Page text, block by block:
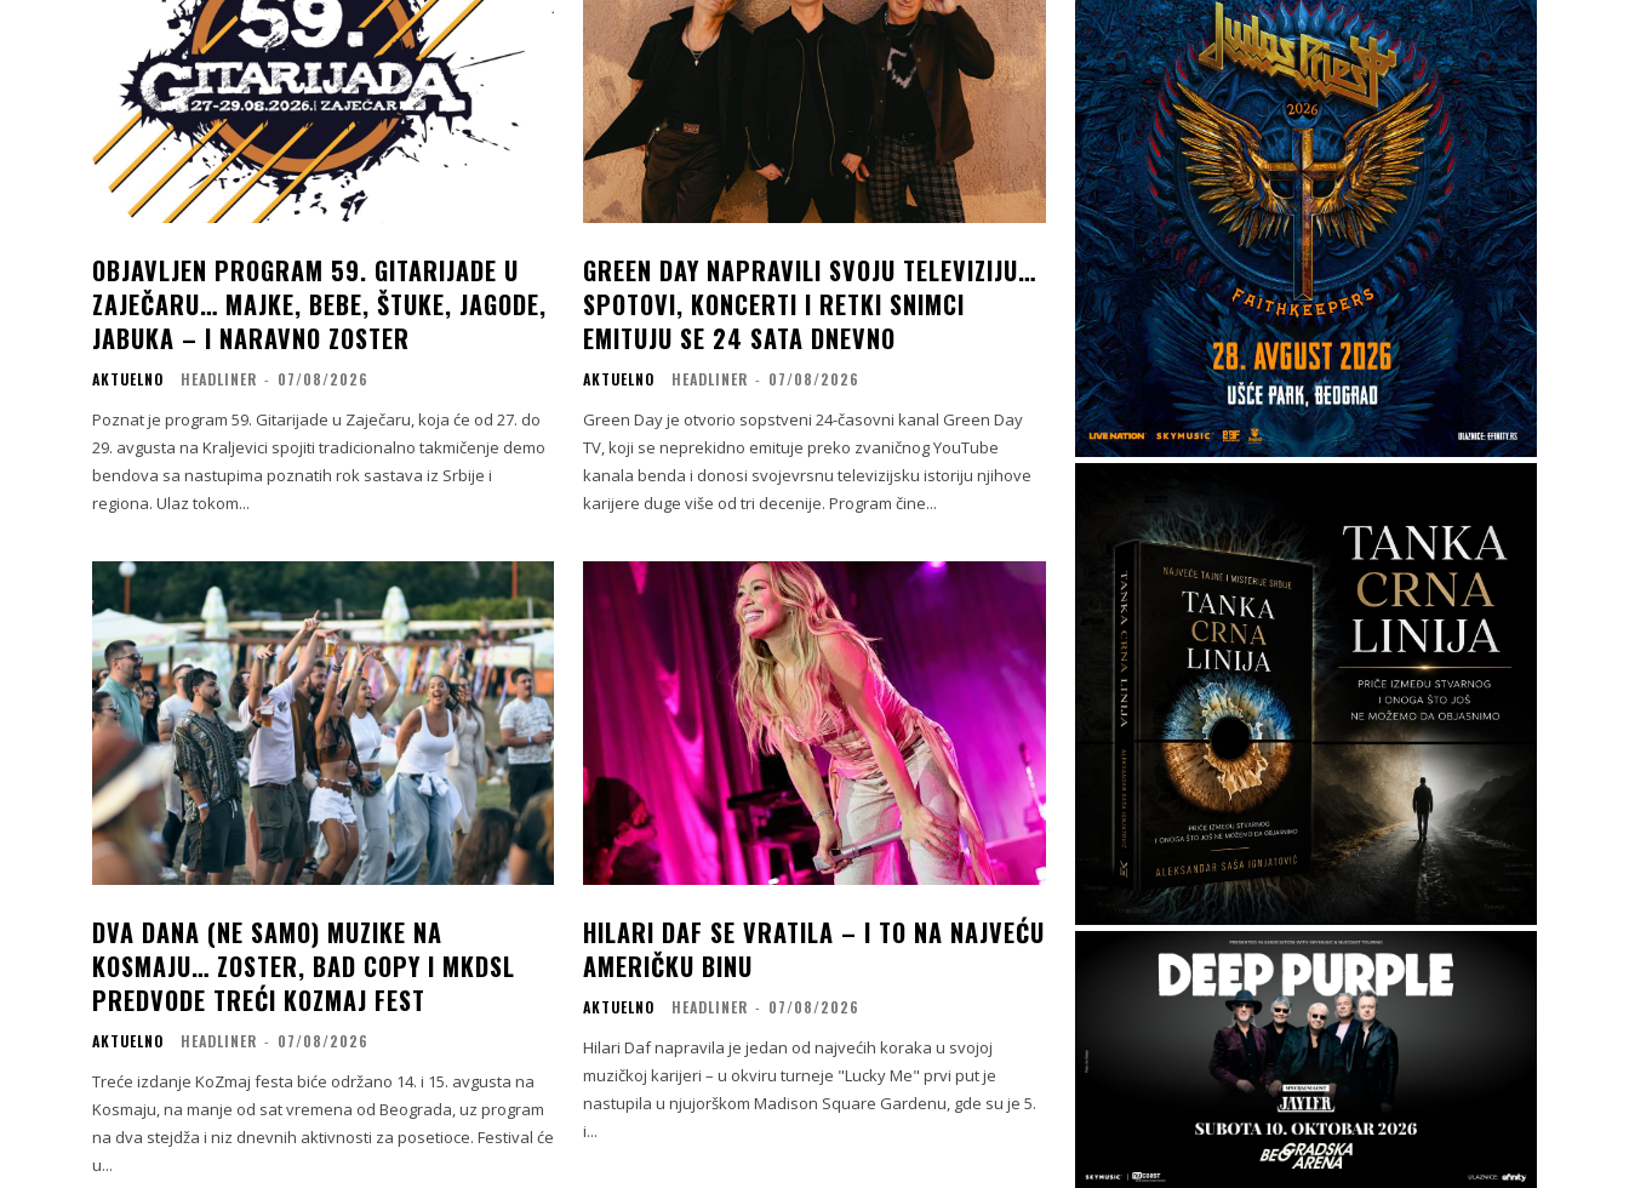
OBJAVLJEN PROGRAM 59. GITARIJADE U
ZAJEČARU… MAJKE, BEBE, ŠTUKE, JAGODE,
JABUKA – I NARAVNO ZOSTER
AKTUELNO HEADLINER - 07/08/2026
Poznat je program 59. Gitarijade u Zaječaru, koja će od 27. do
29. avgusta na Kraljevici spojiti tradicionalno takmičenje demo
bendova sa nastupima poznatih rok sastava iz Srbije i
regiona. Ulaz tokom...
GREEN DAY NAPRAVILI SVOJU TELEVIZIJU…
SPOTOVI, KONCERTI I RETKI SNIMCI
EMITUJU SE 24 SATA DNEVNO
AKTUELNO HEADLINER - 07/08/2026
Green Day je otvorio sopstveni 24-časovni kanal Green Day
TV, koji se neprekidno emituje preko zvaničnog YouTube
kanala benda i donosi svojevrsnu televizijsku istoriju njihove
karijere duge više od tri decenije. Program čine...
DVA DANA (NE SAMO) MUZIKE NA
KOSMAJU… ZOSTER, BAD COPY I MKDSL
PREDVODE TREĆI KOZMAJ FEST
AKTUELNO HEADLINER - 07/08/2026
Treće izdanje KoZmaj festa biće održano 14. i 15. avgusta na
Kosmaju, na manje od sat vremena od Beograda, uz program
na dva stejdža i niz dnevnih aktivnosti za posetioce. Festival će
u...
HILARI DAF SE VRATILA – I TO NA NAJVEĆU
AMERIČKU BINU
AKTUELNO HEADLINER - 07/08/2026
Hilari Daf napravila je jedan od najvećih koraka u svojoj
muzičkoj karijeri – u okviru turneje "Lucky Me" prvi put je
nastupila u njujorškom Madison Square Gardenu, gde su je 5.
i...